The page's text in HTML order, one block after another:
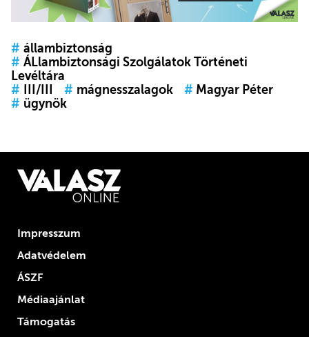
# állambiztonság
# ÁLlambiztonsági Szolgálatok Történeti
Levéltára
#
III/III # mágnesszalagok # Magyar Péter
# ügynök
Impresszum
Adatvédelem
ÁSZF
Médiaajánlat
Támogatás